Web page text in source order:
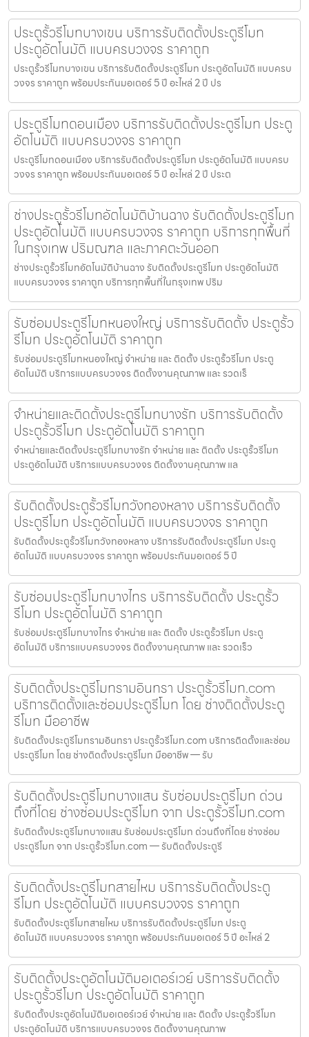
ประตูรั้วรีโมทบางเขน บริการรับติดตั้งประตูรีโมท
ประตูอัตโนมัติ แบบครบวงจร ราคาถูก
ประตูรั้วรีโมทบางเขน บริการรับติดตั้งประตูรีโมท ประตูอัตโนมัติ แบบครบ
วงจร ราคาถูก พร้อมประกันมอเตอร์ 5 ปี อะไหล่ 2 ปี ปร
ประตูรีโมทดอนเมือง บริการรับติดตั้งประตูรีโมท ประตู
อัตโนมัติ แบบครบวงจร ราคาถูก
ประตูรีโมทดอนเมือง บริการรับติดตั้งประตูรีโมท ประตูอัตโนมัติ แบบครบ
วงจร ราคาถูก พร้อมประกันมอเตอร์ 5 ปี อะไหล่ 2 ปี ประต
ช่างประตูรั้วรีโมทอัตโนมัติบ้านฉาง รับติดตั้งประตูรีโมท
ประตูอัตโนมัติ แบบครบวงจร ราคาถูก บริการทุกพื้นที่
ในกรุงเทพ ปริมณฑล และภาคตะวันออก
ช่างประตูรั้วรีโมทอัตโนมัติบ้านฉาง รับติดตั้งประตูรีโมท ประตูอัตโนมัติ
แบบครบวงจร ราคาถูก บริการทุกพื้นที่ในกรุงเทพ ปริม
รับซ่อมประตูรีโมทหนองใหญ่ บริการรับติดตั้ง ประตูรั้ว
รีโมท ประตูอัตโนมัติ ราคาถูก
รับซ่อมประตูรีโมทหนองใหญ่ จำหน่าย และ ติดตั้ง ประตูรั้วรีโมท ประตู
อัตโนมัติ บริการแบบครบวงจร ติดตั้งงานคุณภาพ และ รวดเร็
จำหน่ายและติดตั้งประตูรีโมทบางรัก บริการรับติดตั้ง
ประตูรั้วรีโมท ประตูอัตโนมัติ ราคาถูก
จำหน่ายและติดตั้งประตูรีโมทบางรัก จำหน่าย และ ติดตั้ง ประตูรั้วรีโมท
ประตูอัตโนมัติ บริการแบบครบวงจร ติดตั้งงานคุณภาพ แล
รับติดตั้งประตูรั้วรีโมทวังทองหลาง บริการรับติดตั้ง
ประตูรีโมท ประตูอัตโนมัติ แบบครบวงจร ราคาถูก
รับติดตั้งประตูรั้วรีโมทวังทองหลาง บริการรับติดตั้งประตูรีโมท ประตู
อัตโนมัติ แบบครบวงจร ราคาถูก พร้อมประกันมอเตอร์ 5 ปี
รับซ่อมประตูรีโมทบางไทร บริการรับติดตั้ง ประตูรั้ว
รีโมท ประตูอัตโนมัติ ราคาถูก
รับซ่อมประตูรีโมทบางไทร จำหน่าย และ ติดตั้ง ประตูรั้วรีโมท ประตู
อัตโนมัติ บริการแบบครบวงจร ติดตั้งงานคุณภาพ และ รวดเร็ว
รับติดตั้งประตูรีโมทรามอินทรา ประตูรั้วรีโมท.com
บริการติดตั้งและซ่อมประตูรีโมท โดย ช่างติดตั้งประตู
รีโมท มืออาชีพ
รับติดตั้งประตูรีโมทรามอินทรา ประตูรั้วรีโมท.com บริการติดตั้งและซ่อม
ประตูรีโมท โดย ช่างติดตั้งประตูรีโมท มืออาชีพ — รับ
รับติดตั้งประตูรีโมทบางแสน รับซ่อมประตูรีโมท ด่วน
ถึงที่โดย ช่างซ่อมประตูรีโมท จาก ประตูรั้วรีโมท.com
รับติดตั้งประตูรีโมทบางแสน รับซ่อมประตูรีโมท ด่วนถึงที่โดย ช่างซ่อม
ประตูรีโมท จาก ประตูรั้วรีโมท.com — รับติดตั้งประตูรี
รับติดตั้งประตูรีโมทสายไหม บริการรับติดตั้งประตู
รีโมท ประตูอัตโนมัติ แบบครบวงจร ราคาถูก
รับติดตั้งประตูรีโมทสายไหม บริการรับติดตั้งประตูรีโมท ประตู
อัตโนมัติ แบบครบวงจร ราคาถูก พร้อมประกันมอเตอร์ 5 ปี อะไหล่ 2
รับติดตั้งประตูอัตโนมัติมอเตอร์เวย์ บริการรับติดตั้ง
ประตูรั้วรีโมท ประตูอัตโนมัติ ราคาถูก
รับติดตั้งประตูอัตโนมัติมอเตอร์เวย์ จำหน่าย และ ติดตั้ง ประตูรั้วรีโมท
ประตูอัตโนมัติ บริการแบบครบวงจร ติดตั้งงานคุณภาพ